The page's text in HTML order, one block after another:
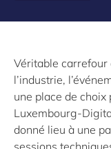
Véritable carrefour
l’industrie,
une place de
Luxembourg-
donné lieu à une
sessions